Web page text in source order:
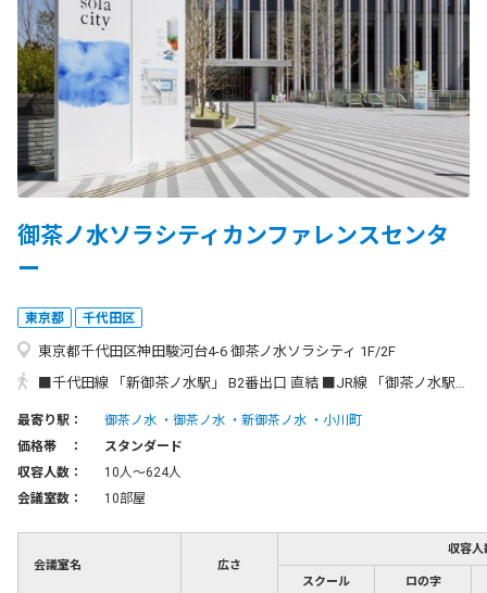
御茶ノ水ソラシティカンファレンスセンタ
ー
東京都 千代田区
東京都千代田区神田駿河台4-6 御茶ノ水ソラシティ 1F/2F
■千代田線 「新御茶ノ水駅」 B2番出口 直結 ■JR線 「御茶ノ水駅」 聖橋口 徒歩1分 ■丸の内線 「御茶ノ水駅」 1番出口 徒歩4分
最寄り駅： 御茶ノ水 御茶ノ水 新御茶ノ水
小川町
価格帯 ：
スタンダード
収容人数：
10人〜624人
会議室数：
10部屋
会議室名 広さ
収容人
スクール ロの字